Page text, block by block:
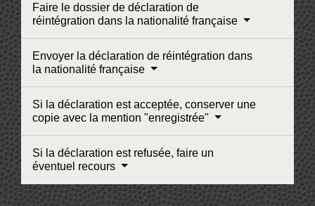
Faire le dossier de déclaration de
réintégration dans la nationalité française
Envoyer la déclaration de réintégration dans
la nationalité française
Si la déclaration est acceptée, conserver une
copie avec la mention "enregistrée"
Si la déclaration est refusée, faire un
éventuel recours